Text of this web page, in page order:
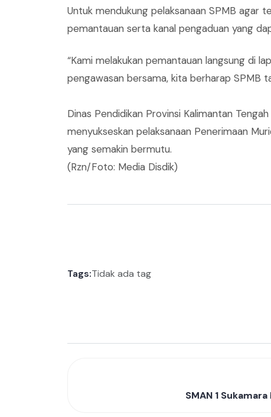
‎Untuk mendukung pelaksanaan SPMB agar
pemantauan serta kanal pengaduan yang
“Kami melakukan pemantauan langsung di
pengawasan bersama, kita berharap SPMB
‎Dinas Pendidikan Provinsi Kalimantan
menyukseskan pelaksanaan Penerimaan
yang semakin bermutu.
‎‎(Rzn/Foto: Media Disdik)
Tags:Tidak ada tag
SMAN 1